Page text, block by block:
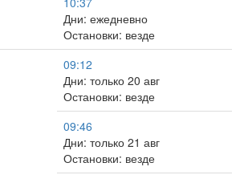
Дни: ежедневно
Остановки: везде
09:12
Дни: только 20 авг
Остановки: везде
09:46
Дни: только 21 авг
Остановки: везде